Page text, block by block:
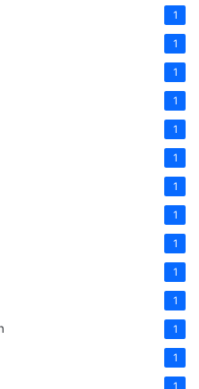
1
1
1
1
1
1
1
1
1
1
1
1
1
1